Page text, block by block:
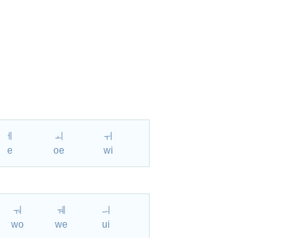
ㅔ
e
ㅚ
oe
ㅟ
wi
ㅝ
wo
ㅞ
we
ㅢ
ui